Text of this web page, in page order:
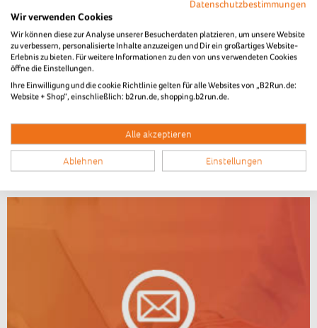
Saisonauftakt beim B2Run Aachen
2023
weitere News...
Datenschutzbestimmungen
Wir verwenden Cookies
Wir können diese zur Analyse unserer Besucherdaten platzieren, um unsere Website
zu verbessern, personalisierte Inhalte anzuzeigen und Dir ein großartiges Website-
Erlebnis zu bieten. Für weitere Informationen zu den von uns verwendeten Cookies
öffne die Einstellungen.
Ihre Einwilligung und die cookie Richtlinie gelten für alle Websites von „B2Run.de:
Website + Shop“, einschließlich: b2run.de, shopping.b2run.de.
Alle akzeptieren
Ablehnen Einstellungen